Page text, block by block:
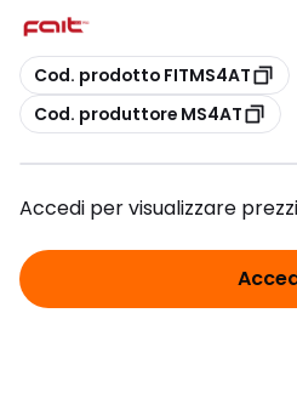
copia
Cod. prodotto FITMS4AT
copia
Cod. produttore MS4AT
Accedi per visualizzare